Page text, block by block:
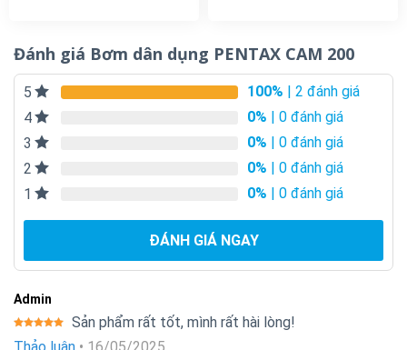
Đánh giá Bơm dân dụng PENTAX CAM 200
5 100% | 2 đánh giá
4
0% | 0 đánh giá
3
0% | 0 đánh giá
2
0% | 0 đánh giá
1
0% | 0 đánh giá
ĐÁNH GIÁ NGAY
Admin
Được xếp
hạng5 5
Sản phẩm rất tốt, mình rất hài lòng!